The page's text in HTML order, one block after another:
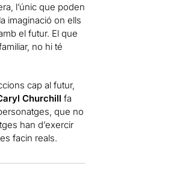
l’únic que poden
imaginació on ells
el futur. El que
no hi té
cap al futur,
Churchill fa
que no
han d’exercir
facin reals.